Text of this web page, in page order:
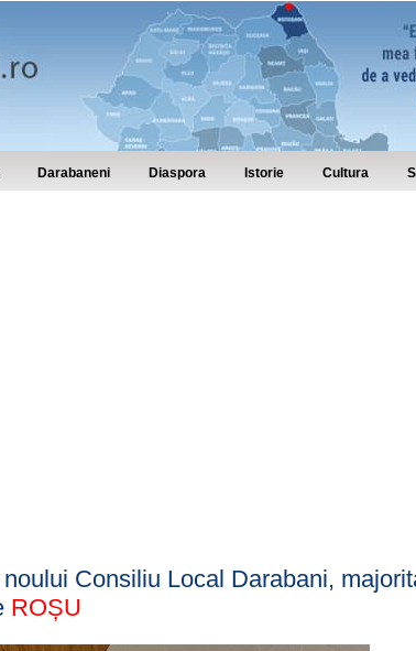
Darabaneni Diaspora Istorie Cultura
Consiliu Local Darabani,
ROȘU